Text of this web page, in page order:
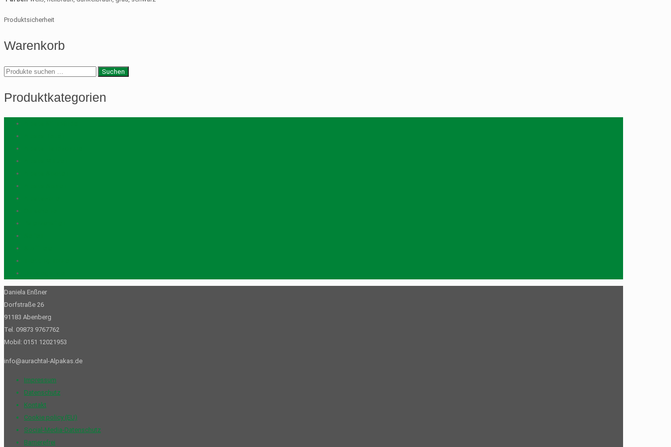
Produktsicherheit
Warenkorb
Suche
Suchen
Produktkategorien
Daniela Enßner
Dorfstraße 26
91183 Abenberg
Tel. 09873 9767762
Mobil: 0151 12021953
info@aurachtal-Alpakas.de
Impressum
Datenschutz
Kontakt
Cookie policy (EU)
Social-Media-Datenschutz
Barrierefrei